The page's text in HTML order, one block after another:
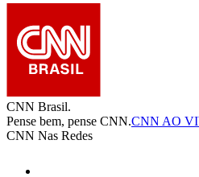
CNN Brasil.
Pense bem, pense CNN.CNN AO
CNN Nas Redes